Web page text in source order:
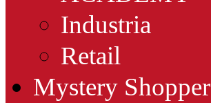
Industria
Retail
Mystery Shopper